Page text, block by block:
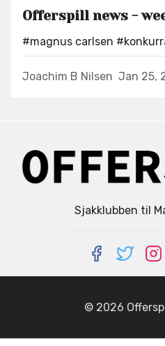
Offerspill news -
#magnus carlsen
Joachim B Nilsen Jan 25,
Sjakklubben til
© 2026